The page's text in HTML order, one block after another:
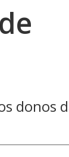
donos